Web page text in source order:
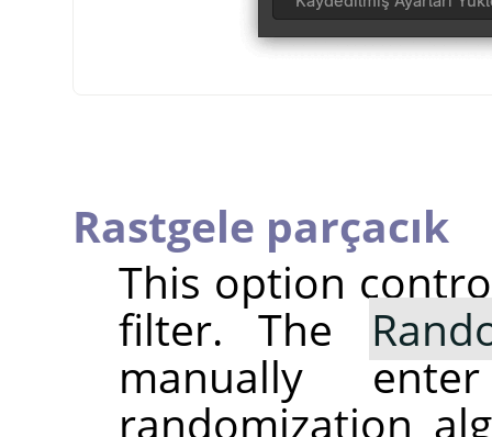
Rastgele parçacık
This option
filter. The
manually
randomization